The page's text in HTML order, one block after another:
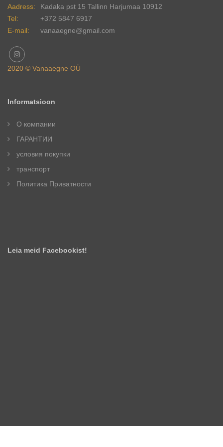
Aadress:
Kadaka pst 15 Tallinn Harjumaa 10912
Tel:
+372 5847 6917
E-mail:
vanaaegne@gmail.com
2020 © Vanaaegne OÜ
Informatsioon
О компании
ГАРАНТИИ
условия покупки
транспорт
Политика Приватности
Leia meid Facebookist!